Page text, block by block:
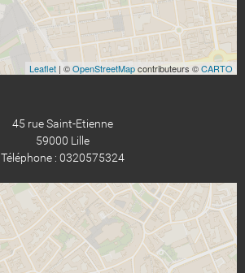
Leaflet | ©OpenStreetMapcontributeurs ©CARTO
45 rue Saint-Etienne
59000 Lille
Téléphone : 0320575324